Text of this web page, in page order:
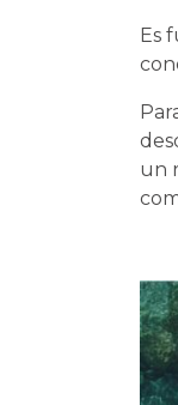
Es
un